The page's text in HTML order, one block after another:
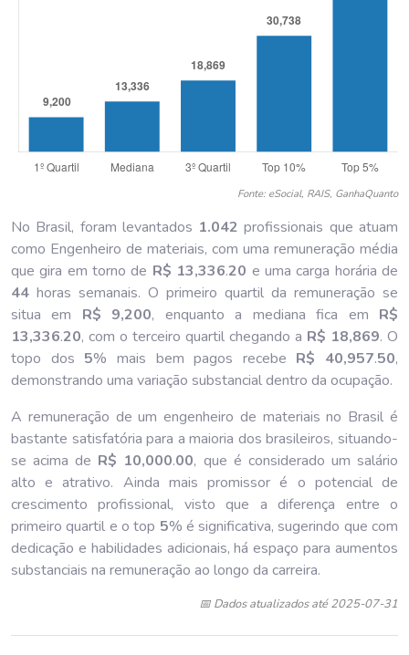
Fonte: eSocial, RAIS, GanhaQuanto
No Brasil, foram levantados 1.042 profissionais que atuam
como Engenheiro de materiais, com uma remuneração média
que gira em torno de R$ 13,336.20 e uma carga horária de
44 horas semanais. O primeiro quartil da remuneração se
situa em R$ 9,200, enquanto a mediana fica em R$
13,336.20, com o terceiro quartil chegando a R$ 18,869. O
topo dos 5% mais bem pagos recebe R$ 40,957.50,
demonstrando uma variação substancial dentro da ocupação.
A remuneração de um engenheiro de materiais no Brasil é
bastante satisfatória para a maioria dos brasileiros, situando-
se acima de R$ 10,000.00, que é considerado um salário
alto e atrativo. Ainda mais promissor é o potencial de
crescimento profissional, visto que a diferença entre o
primeiro quartil e o top 5% é significativa, sugerindo que com
dedicação e habilidades adicionais, há espaço para aumentos
substanciais na remuneração ao longo da carreira.
📅 Dados atualizados até 2025-07-31